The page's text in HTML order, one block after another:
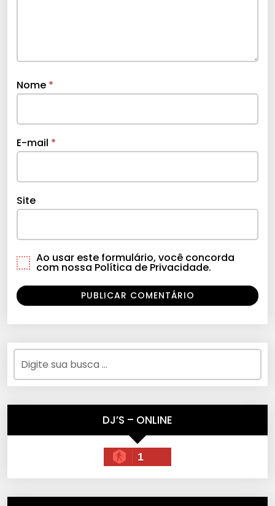
Nome *
E-mail *
Site
Ao usar este formulário, você concorda
com nossa Política de Privacidade.
DJ’S – ONLINE
1